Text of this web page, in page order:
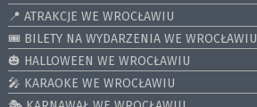
📍 ATRAKCJE WE WROCŁAWIU
🎟️ BILETY NA WYDARZENIA WE WROCŁAWIU
🎃 HALLOWEEN WE WROCŁAWIU
🎤 KARAOKE WE WROCŁAWIU